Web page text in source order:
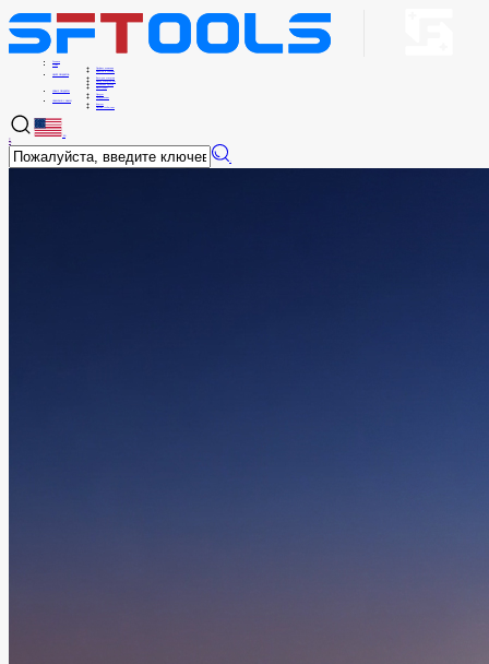
Главная
О НАС
Профиль компании
Новости и события
ЦЕНТР ПРОДУКТОВ
Биты для отвертки
Набор отверток-бит
Установка орехов
Аксессуары
НОВЫЕ ПРОДУКТЫ
Продукт
Оборудование
СВЯЗАТЬСЯ С НАМИ
Контакт
Онлайн-сообщение
EN
АН
×